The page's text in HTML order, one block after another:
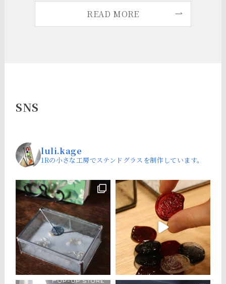
READ MORE
SNS
luli.kage
1Rの小さな工房でステンドグラスを制作しています。